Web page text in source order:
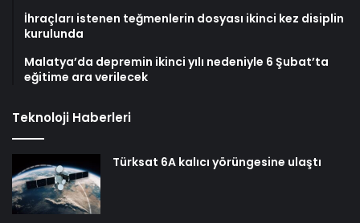
İhraçları istenen teğmenlerin dosyası ikinci kez disiplin
kurulunda
Malatya’da depremin ikinci yılı nedeniyle 6 Şubat’ta
eğitime ara verilecek
Teknoloji Haberleri
Türksat 6A kalıcı yörüngesine ulaştı